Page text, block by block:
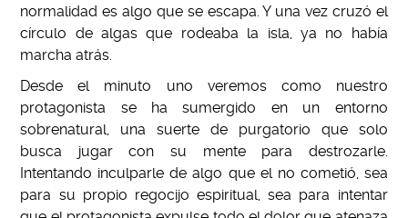
normalidad es algo que se escapa. Y una vez cruzó el
círculo de algas que rodeaba la isla, ya no había
marcha atrás.
Desde el minuto uno veremos como nuestro
protagonista se ha sumergido en un entorno
sobrenatural, una suerte de purgatorio que solo
busca jugar con su mente para destrozarle.
Intentando inculparle de algo que el no cometió, sea
para su propio regocijo espiritual, sea para intentar